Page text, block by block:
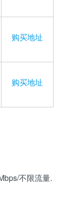
购买地址
购买地址
不限流量.